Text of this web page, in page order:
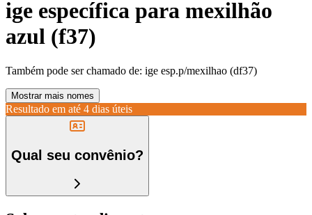
ige específica para mexilhão
azul (f37)
Também pode ser chamado de: ige esp.p/mexilhao (df37)
Mostrar mais nomes
Resultado em até 4 dias úteis
Qual seu convênio?